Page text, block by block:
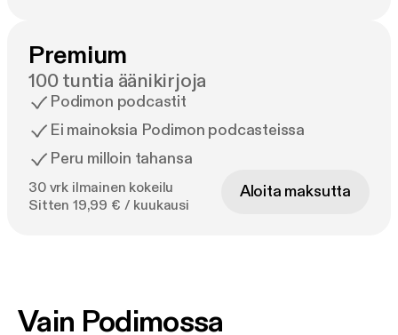
Premium
100 tuntia äänikirjoja
Podimon podcastit
Ei mainoksia Podimon podcasteissa
Peru milloin tahansa
30 vrk ilmainen kokeilu
Sitten 19,99 € / kuukausi
Aloita maksutta
Vain Podimossa